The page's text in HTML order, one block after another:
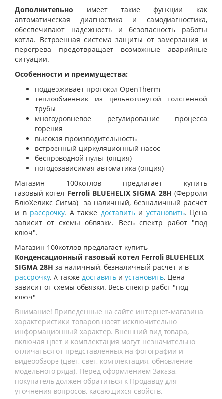
Дополнительно имеет такие функции как
автоматическая диагностика и самодиагностика,
обеспечивают надежность и безопасность работы
котла. Встроенная система защиты от замерзания и
перегрева предотвращает возможные аварийные
ситуации.
Особенности и преимущества:
поддерживает протокол OpenTherm
теплообменник из цельнотянутой толстенной
трубы
многоуровневое регулирование процесса
горения
высокая производительность
встроенный циркуляционный насос
беспроводной пульт (опция)
погодозависимая автоматика (опция)
Магазин 100котлов предлагает купить
газовый котел Ferroli BLUEHELIX SIGMA 28H(Ферроли
БлюХеликс Сигма) за наличный, безналичный расчет
и врассрочку. А также доставить и установить. Цена
зависит от схемы обвязки. Весь спектр работ "под
ключ".
Магазин 100котлов предлагает купить
Конденсационный газовый котел Ferroli BLUEHELIX
SIGMA 28H за наличный, безналичный расчет и в
рассрочку. А также доставить и установить. Цена
зависит от схемы обвязки. Весь спектр работ "под
ключ".
Внимание! Приведенные на сайте интернет-магазина
характеристики товаров носят исключительно
информационный характер. Внешний вид товара,
включая цвет и комплектация могут незначительно
отличаться от представленных на фотографии и
видеообзоре (цвет, свет, комплектация, обновление
модельного ряда). Перед оформлением Заказа,
покупатель должен обратиться к Продавцу для
уточнения вопросов, касающихся свойств,